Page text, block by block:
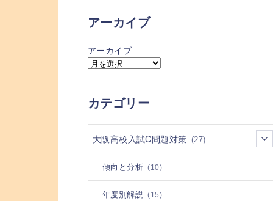
アーカイブ
アーカイブ
カテゴリー
大阪高校入試C問題対策 (27)
傾向と分析 (10)
年度別解説 (15)